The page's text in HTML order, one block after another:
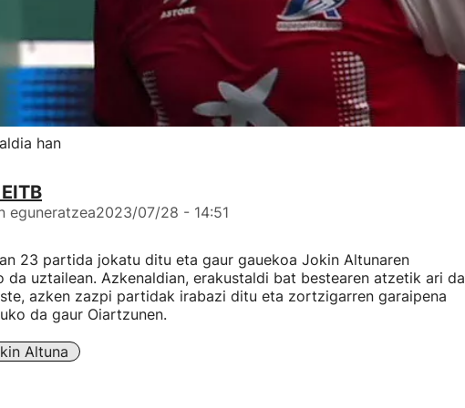
han
eguneratzea2023/07/28 - 14:51
23 partida jokatu ditu eta gaur gauekoa Jokin Altunaren
da uztailean. Azkenaldian, erakustaldi bat bestearen atzetik ari da
azken zazpi partidak irabazi ditu eta zortzigarren garaipena
da gaur Oiartzunen.
Altuna